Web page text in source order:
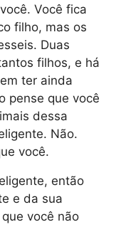
Você fica
filho, mas os
Duas
filhos, e há
ter ainda
pense que você
dessa
Não.
você.
então
e da sua
você não